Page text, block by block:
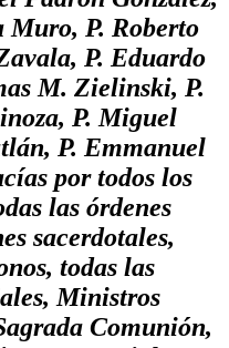
P. Roberto
P. Eduardo
M. Zielinski, P.
P. Miguel
P. Emmanuel
por todos los
las órdenes
sacerdotales,
todas las
Ministros
Comunión,